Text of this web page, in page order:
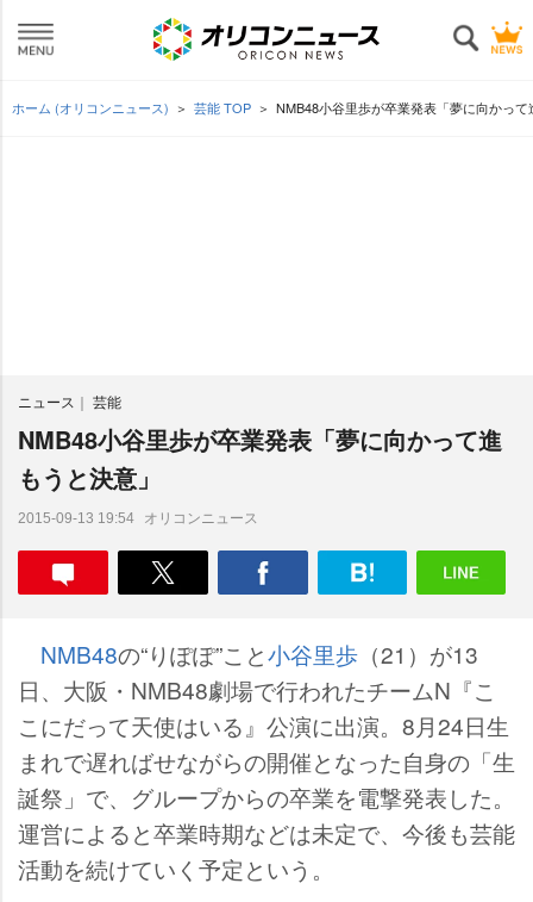
ホーム (オリコンニュース) 芸能 TOP NMB48小谷里歩が卒業発表「夢に向かっ
ニュース 芸能
NMB48小谷里歩が卒業発表「夢に向かって進
もうと決意」
2015-09-13 19:54 オリコンニュース
NMB48の“りぽぽ”こと小谷里歩 （21）が13
日、大阪・NMB48劇場で行われたチームN『こ
こにだって天使はいる』公演に出演。8月24日生
まれで遅ればせながらの開催となった自身の「生
誕祭」で、グループからの卒業を電撃発表した。
運営によると卒業時期などは未定で、今後も芸能
活動を続けていく予定という。